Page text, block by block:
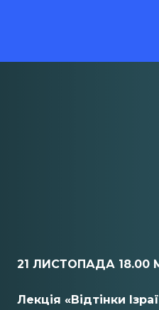
21 ЛИСТОПАДА 18.00
Лекція «Відтінки